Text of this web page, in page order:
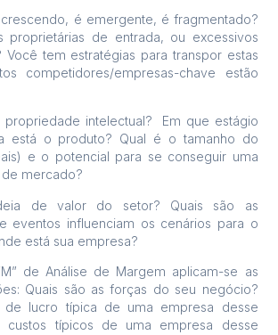
é emergente, é fragmentado?
proprietárias de entrada, ou excessivos
Você tem estratégias para transpor estas
competidores/empresas-chave estão
propriedade intelectual? Em que estágio
está o produto? Qual é o tamanho do
e o potencial para se conseguir uma
mercado?
de valor do setor? Quais são as
eventos influenciam os cenários para o
está sua empresa?
de Análise de Margem aplicam-se as
Quais são as forças do seu negócio?
de lucro típica de uma empresa desse
custos típicos de uma empresa desse